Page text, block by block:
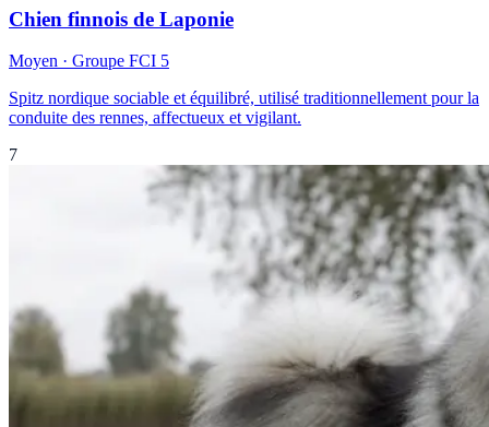
Chien finnois de Laponie
Moyen · Groupe FCI 5
Spitz nordique sociable et équilibré, utilisé traditionnellement pour la
conduite des rennes, affectueux et vigilant.
7